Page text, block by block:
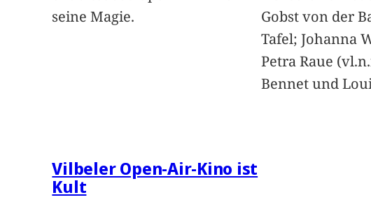
seine Magie.
Vilbeler Open-Air-Kino ist
Kult
Gobst von der
Tafel; Johanna
Petra Raue
Bennet und